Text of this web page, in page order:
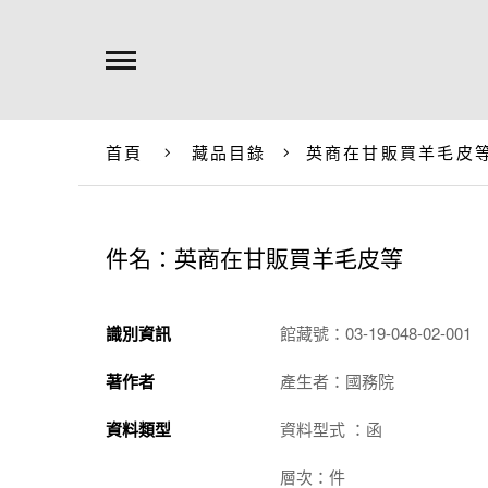
首頁 藏品目錄 英商在甘販買羊毛皮
件名：英商在甘販買羊毛皮等
識別資訊 館藏號：03-19-048-02-001
著作者 產生者：國務院
資料類型 資料型式 ：函
層次：件